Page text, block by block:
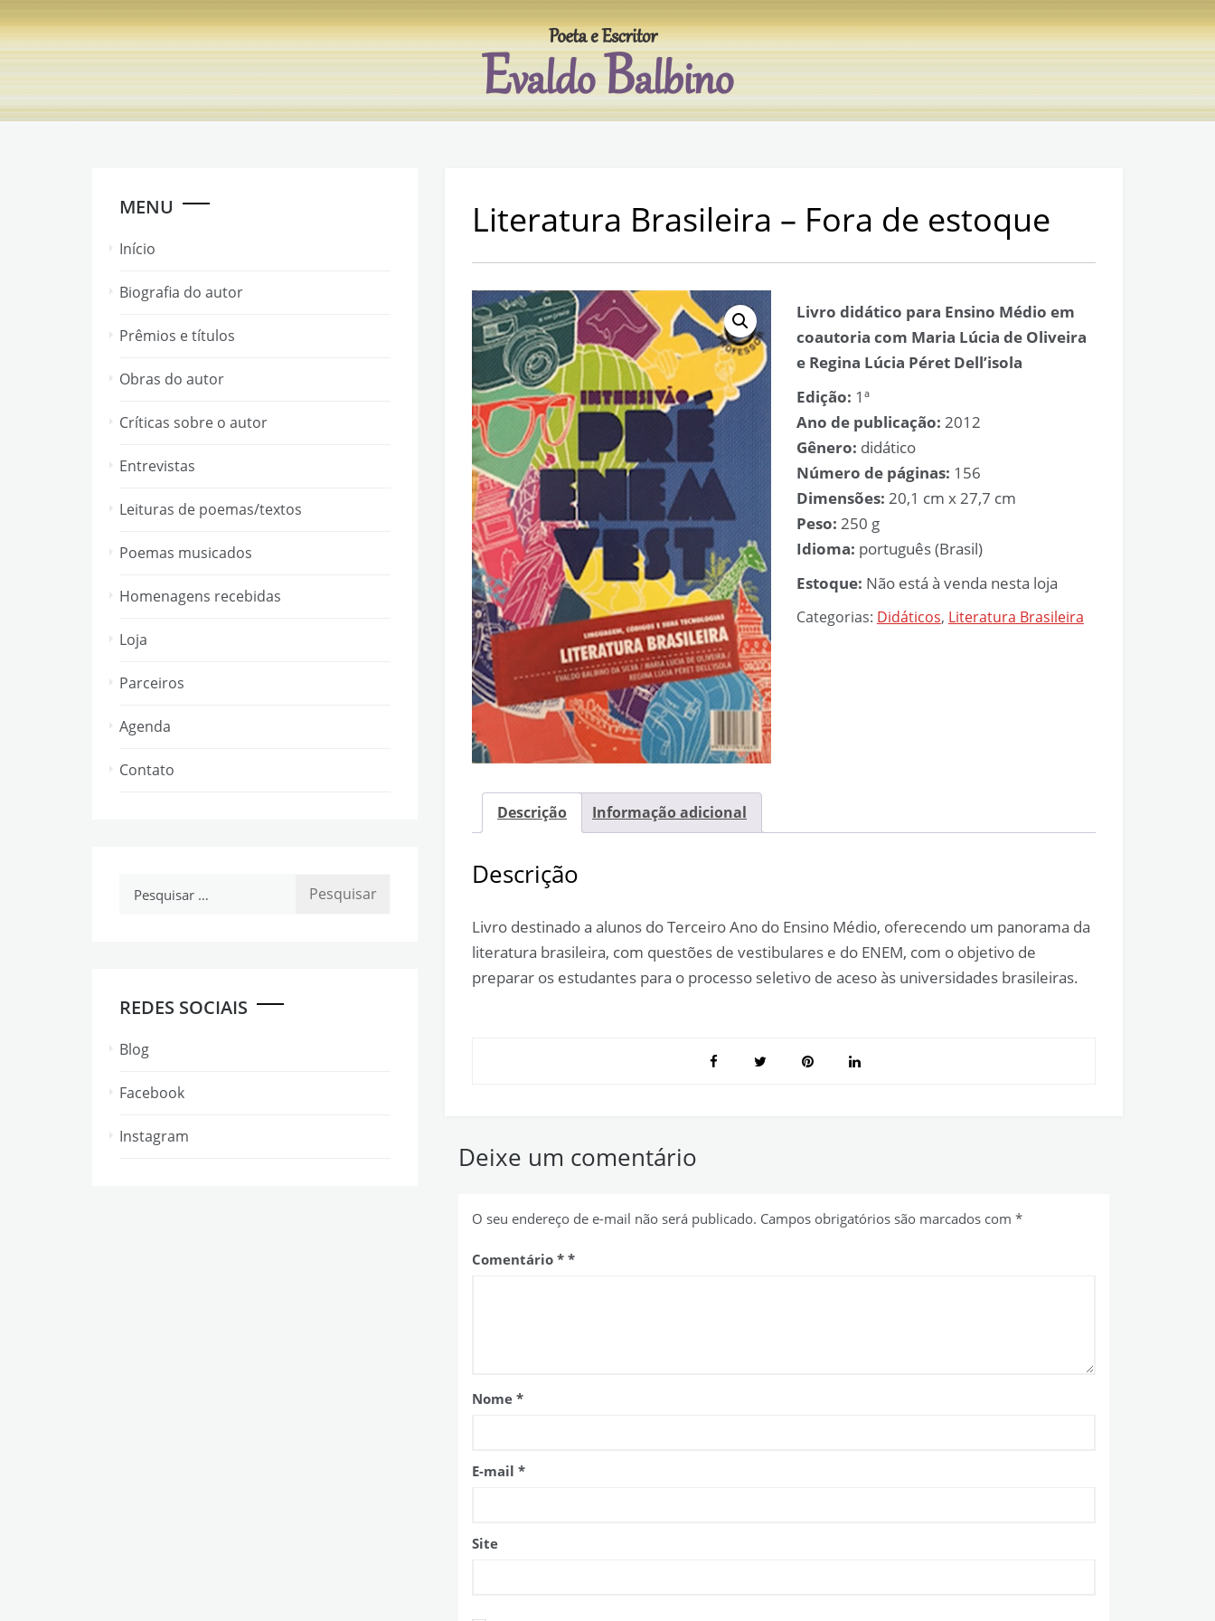
to
content
Evaldo Balbino
Poeta e escritor
Literatura Brasileira – Fora de estoque
Livro didático para Ensino Médio em
coautoria com Maria Lúcia de Oliveira
e Regina Lúcia Péret Dell’isola
Edição: 1ª
Ano de publicação: 2012
Gênero: didático
Número de páginas: 156
Dimensões: 20,1 cm x 27,7 cm
Peso: 250 g
Idioma: português (Brasil)
Estoque: Não está à venda nesta loja
Categorias: Didáticos, Literatura Brasileira
Descrição Informação adicional
Descrição
Livro destinado a alunos do Terceiro Ano do Ensino Médio, oferecendo um panorama da
literatura brasileira, com questões de vestibulares e do ENEM, com o objetivo de
preparar os estudantes para o processo seletivo de aceso às universidades brasileiras.
Deixe um comentário
O seu endereço de e-mail não será publicado. Campos obrigatórios são marcados com *
Comentário *
Nome *
E-mail *
Site
MENU
Início
Biografia do autor
Prêmios e títulos
Obras do autor
Críticas sobre o autor
Entrevistas
Leituras de poemas/textos
Poemas musicados
Homenagens recebidas
Loja
Parceiros
Agenda
Contato
REDES SOCIAIS
Blog
Facebook
Instagram